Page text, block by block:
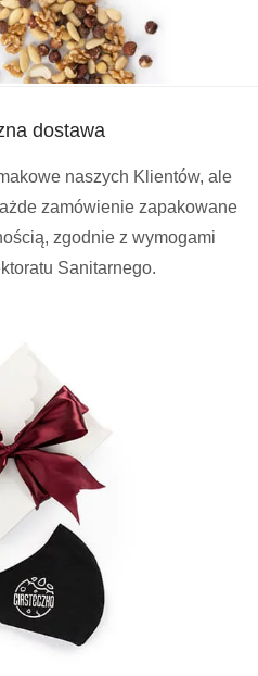
dostawa
naszych Klientów, ale
zamówienie zapakowane
zgodnie z wymogami
Sanitarnego.